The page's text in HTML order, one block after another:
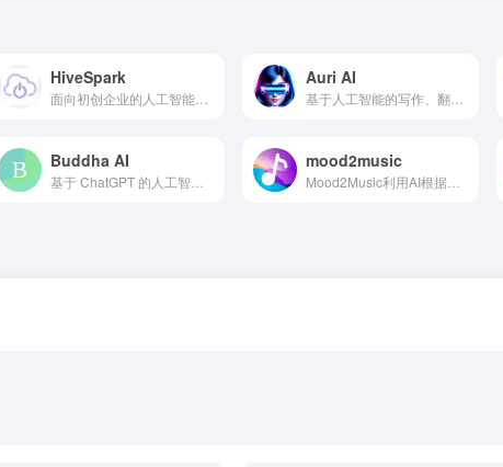
HiveSpark
面向初创企业的人工智能内容生成器，提供 100 多种各种业务任务的模板。
Auri AI
基于人工智能的写作、翻译和生产力助手。
Buddha AI
基于 ChatGPT 的人工智能，提供佛教启发的建议和虚拟祝福。
mood2music
Mood2Music利用AI根据您的情绪提供个性化的音乐推荐。